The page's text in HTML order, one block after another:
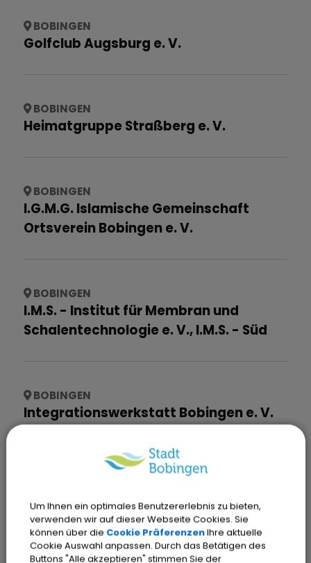
BOBINGEN
Golfclub Augsburg e. V.
BOBINGEN
Heimatgruppe Straßberg e. V.
BOBINGEN
I.G.M.G. Islamische Gemeinschaft
Ortsverein Bobingen e. V.
BOBINGEN
I.M.S. - Institut für Membran und
Schalentechnologie e. V., I.M.S. - Süd
BOBINGEN
Integrationswerkstatt Bobingen e. V.
Waldberg/Kreuzanger
Um Ihnen ein optimales Benutzererlebnis zu bieten,
verwenden wir auf dieser Webseite Cookies. Sie
können über die Cookie PräferenzenIhre aktuelle
Cookie Auswahl anpassen. Durch das Betätigen des
Buttons "Alle akzeptieren" stimmen Sie der